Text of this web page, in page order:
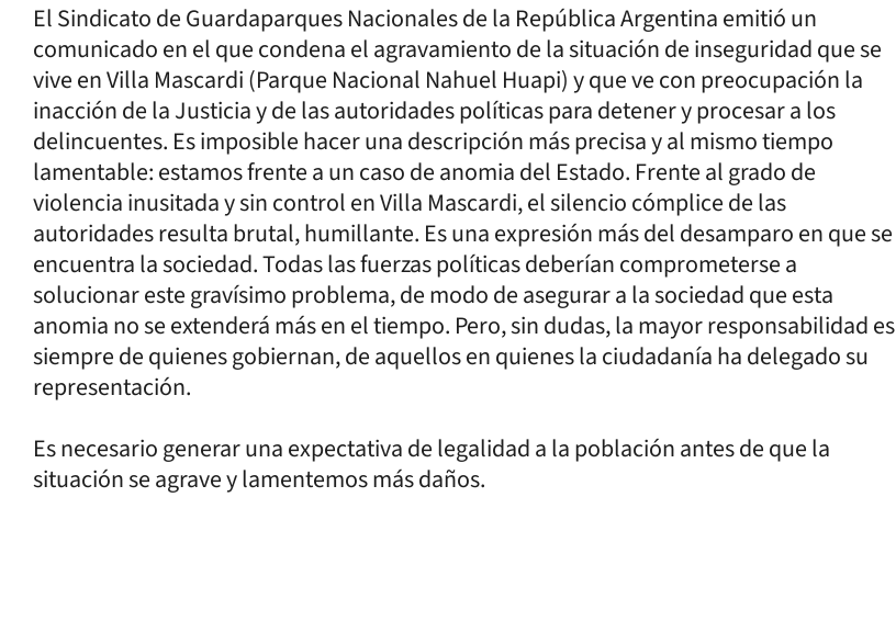
El Sindicato de Guardaparques Nacionales de la República Argentina emitió un
comunicado en el que condena el agravamiento de la situación de inseguridad que se
vive en Villa Mascardi (Parque Nacional Nahuel Huapi) y que ve con preocupación la
inacción de la Justicia y de las autoridades políticas para detener y procesar a los
delincuentes. Es imposible hacer una descripción más precisa y al mismo tiempo
lamentable: estamos frente a un caso de anomia del Estado. Frente al grado de
violencia inusitada y sin control en Villa Mascardi, el silencio cómplice de las
autoridades resulta brutal, humillante. Es una expresión más del desamparo en que se
encuentra la sociedad. Todas las fuerzas políticas deberían comprometerse a
solucionar este gravísimo problema, de modo de asegurar a la sociedad que esta
anomia no se extenderá más en el tiempo. Pero, sin dudas, la mayor responsabilidad es
siempre de quienes gobiernan, de aquellos en quienes la ciudadanía ha delegado su
representación.
Es necesario generar una expectativa de legalidad a la población antes de que la
situación se agrave y lamentemos más daños.